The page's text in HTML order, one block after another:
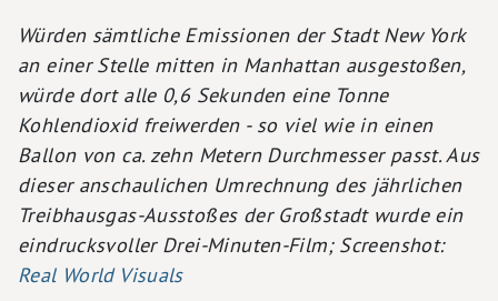
Würden sämtliche Emissionen der Stadt New York
an einer Stelle mitten in Manhattan ausgestoßen,
würde dort alle 0,6 Sekunden eine Tonne
Kohlendioxid freiwerden - so viel wie in einen
Ballon von ca. zehn Metern Durchmesser passt. Aus
dieser anschaulichen Umrechnung des jährlichen
Treibhausgas-Ausstoßes der Großstadt wurde ein
eindrucksvoller Drei-Minuten-Film; Screenshot:
Real World Visuals